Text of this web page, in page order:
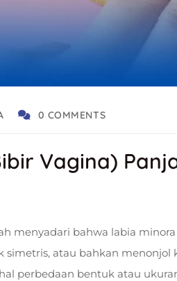
0 COMMENTS
Vagina)
menyadari bahwa labia
atau bahkan menonjol
perbedaan bentuk atau